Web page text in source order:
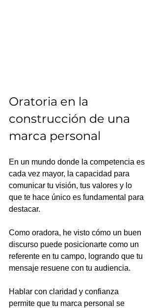
Oratoria en la
construcción de una
marca personal
En un mundo donde la competencia es
cada vez mayor, la capacidad para
comunicar tu visión, tus valores y lo
que te hace único es fundamental para
destacar.
Como oradora, he visto cómo un buen
discurso puede posicionarte como un
referente en tu campo, logrando que tu
mensaje resuene con tu audiencia.
Hablar con claridad y confianza
permite que tu marca personal se